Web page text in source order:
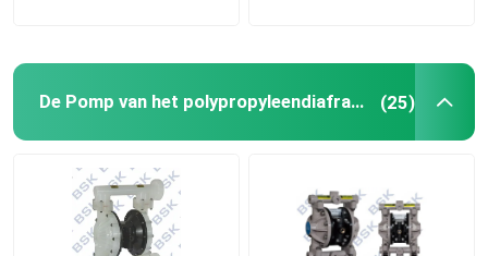
De Pomp van het polypropyleendiafragma (25)